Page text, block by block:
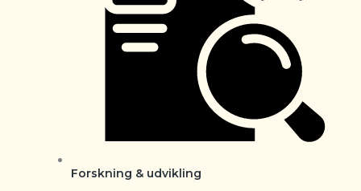
Forskning & udvikling